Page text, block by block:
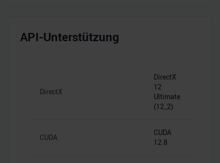
API-Unterstützung
DirectX
DirectX
12
Ultimate
(12_2)
CUDA
CUDA
12.8